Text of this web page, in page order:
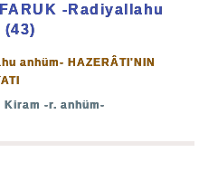
-Radiyallahu
(43)
anhüm- HAZERÂTI'NIN
Kiram -r. anhüm-